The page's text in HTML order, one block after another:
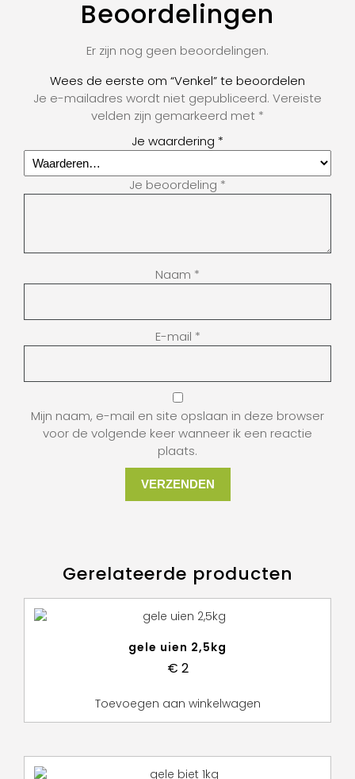
Beoordelingen
Er zijn nog geen beoordelingen.
Wees de eerste om “Venkel” te beoordelen
Je e-mailadres wordt niet gepubliceerd. Vereiste
velden zijn gemarkeerd met *
Je waardering *
Je beoordeling *
Naam *
E-mail *
Mijn naam, e-mail en site opslaan in deze browser
voor de volgende keer wanneer ik een reactie
plaats.
Gerelateerde producten
gele uien 2,5kg
€ 2
Toevoegen aan winkelwagen